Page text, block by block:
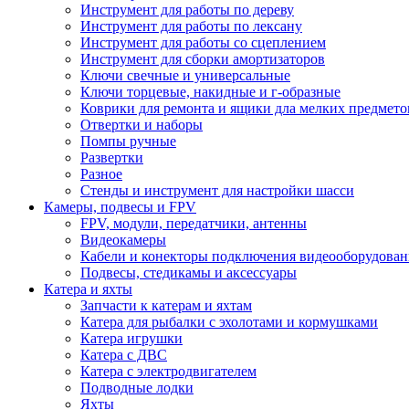
Инструмент для работы по дереву
Инструмент для работы по лексану
Инструмент для работы со сцеплением
Инструмент для сборки амортизаторов
Ключи свечные и универсальные
Ключи торцевые, накидные и г-образные
Коврики для ремонта и ящики дла мелких
Отвертки и наборы
Помпы ручные
Развертки
Разное
Стенды и инструмент для настройки шасси
Камеры, подвесы и FPV
FPV, модули, передатчики, антенны
Видеокамеры
Кабели и конекторы подключения
Подвесы, стедикамы и аксессуары
Катера и яхты
Запчасти к катерам и яхтам
Катера для рыбалки с эхолотами и кормушками
Катера игрушки
Катера с ДВС
Катера с электродвигателем
Подводные лодки
Яхты